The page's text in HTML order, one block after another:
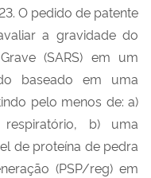
O pedido de patente
a gravidade do
(SARS) em um
baseado em uma
pelo menos de: a)
b) uma
de proteína de pedra
(PSP/reg) em